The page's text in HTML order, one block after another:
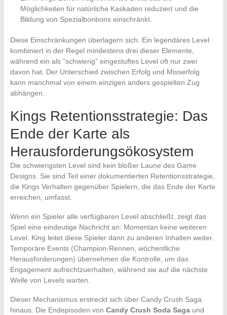
Möglichkeiten für natürliche Kaskaden reduziert und die
Bildung von Spezialbonbons einschränkt.
Diese Einschränkungen überlagern sich. Ein legendäres Level
kombiniert in der Regel mindestens drei dieser Elemente,
während ein als “schwierig” eingestuftes Level oft nur zwei
davon hat. Der Unterschied zwischen Erfolg und Misserfolg
kann manchmal von einem einzigen anders gespielten Zug
abhängen.
Kings Retentionsstrategie: Das
Ende der Karte als
Herausforderungsökosystem
Die schwierigsten Level sind kein bloßer Laune des Game
Designs. Sie sind Teil einer dokumentierten Retentionsstrategie,
die Kings Verhalten gegenüber Spielern, die das Ende der Karte
erreichen, umfasst.
Wenn ein Spieler alle verfügbaren Level abschließt, zeigt das
Spiel eine eindeutige Nachricht an: Momentan keine weiteren
Level. King leitet diese Spieler dann zu anderen Inhalten weiter.
Temporäre Events (Champion-Rennen, wöchentliche
Herausforderungen) übernehmen die Kontrolle, um das
Engagement aufrechtzuerhalten, während sie auf die nächste
Welle von Levels warten.
Dieser Mechanismus erstreckt sich über Candy Crush Saga
hinaus. Die Endepisoden von Candy Crush Soda Sagaund